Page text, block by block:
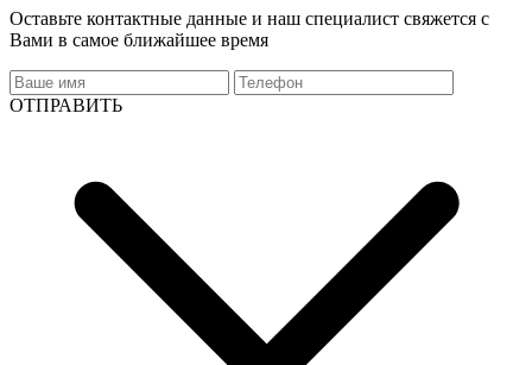
Оставьте контактные данные и наш специалист свяжется с
Вами в самое ближайшее время
ОТПРАВИТЬ